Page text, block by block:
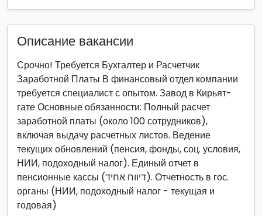
Описание вакансии
Срочно! Требуется Бухгалтер и Расчетчик
Заработной Платы В финансовый отдел компании
требуется специалист с опытом. Завод в Кирьят-
гате Основные обязанности: Полный расчет
заработной платы (около 100 сотрудников),
включая выдачу расчетных листов. Ведение
текущих обновлений (пенсия, фонды, соц. условия,
НИИ, подоходный налог). Единый отчет в
пенсионные кассы (דיווח אחיד). Отчетность в гос.
органы (НИИ, подоходный налог - текущая и
годовая)